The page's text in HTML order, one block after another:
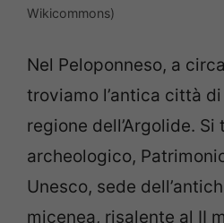
Wikicommons)
Nel Peloponneso, a
troviamo l’antica città di
regione dell’Argolide.
archeologico,
Unesco, sede
micenea, risalente al II